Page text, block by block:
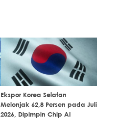
Ekspor Korea Selatan
Melonjak 62,8 Persen pada Juli
2026, Dipimpin Chip AI